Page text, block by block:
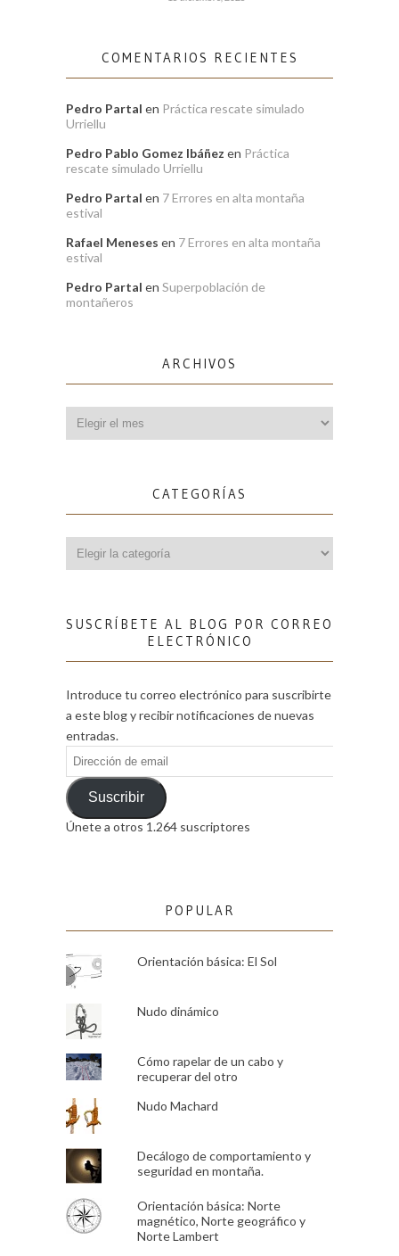
COMENTARIOS RECIENTES
Pedro Partal en Práctica rescate simulado
Urriellu
Pedro Pablo Gomez Ibáñez en Práctica
rescate simulado Urriellu
Pedro Partal en 7 Errores en alta montaña
estival
Rafael Meneses en 7 Errores en alta montaña
estival
Pedro Partal en Superpoblación de
montañeros
ARCHIVOS
CATEGORÍAS
SUSCRÍBETE AL BLOG POR CORREO
ELECTRÓNICO
Introduce tu correo electrónico para suscribirte
a este blog y recibir notificaciones de nuevas
entradas.
Dirección
de
emailSuscribir
Únete a otros 1.264 suscriptores
POPULAR
Orientación básica: El Sol
Nudo dinámico
Cómo rapelar de un cabo y
recuperar del otro
Nudo Machard
Decálogo de comportamiento y
seguridad en montaña.
Orientación básica: Norte
magnético, Norte geográfico y
Norte Lambert